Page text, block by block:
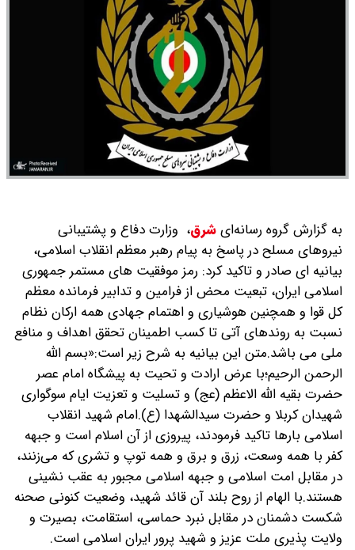
به گزارش گروه رسانه‌ایشرق، وزارت دفاع و پشتیبانی
نیروهای مسلح در پاسخ به پیام رهبر معظم انقلاب اسلامی،
بیانیه ای صادر و تاکید کرد: رمز موفقیت های مستمر جمهوری
اسلامی ایران، تبعیت محض از فرامین و تدابیر فرمانده معظم
کل قوا و همچنین هوشیاری و اهتمام جهادی همه ارکان نظام
نسبت به روندهای آتی تا کسب اطمینان تحقق اهداف و منافع
ملی می باشد.متن این بیانیه به شرح زیر است:«بسم الله
الرحمن الرحیم؛با عرض ارادت و تحیت به پیشگاه امام عصر
حضرت بقیه الله الاعظم (عج) و تسلیت و تعزیت ایام سوگواری
شهیدان کربلا و حضرت سیدالشهدا (ع).امام شهید انقلاب
اسلامی بارها تاکید فرمودند، پیروزی از آن اسلام است و جبهه
کفر با همه وسعت، زرق و برق و همه توپ و تشری که می‌زنند،
در مقابل امت اسلامی و جبهه اسلامی مجبور به عقب نشینی
هستند.با الهام از روح بلند آن قائد شهید، وضعیت کنونی صحنه
شکست دشمنان در مقابل نبرد حماسی، استقامت، بصیرت و
ولایت پذیری ملت عزیز و شهید پرور ایران اسلامی است.